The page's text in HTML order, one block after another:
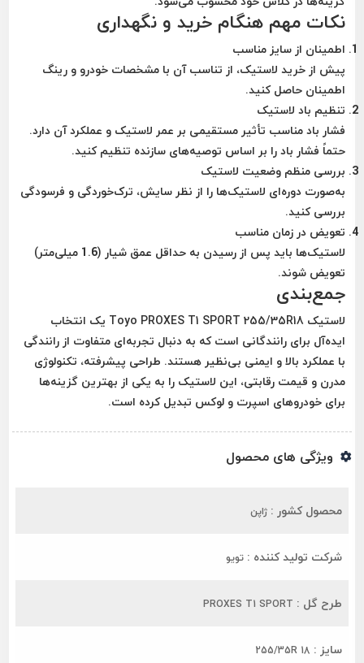
نکات مهم هنگام خرید و نگهداری
اطمینان از سایز مناسب
پیش از خرید لاستیک، از تناسب آن با مشخصات خودرو و رینگ
اطمینان حاصل کنید.
تنظیم باد لاستیک
فشار باد مناسب تأثیر مستقیمی بر عمر لاستیک و عملکرد آن دارد.
حتماً فشار باد را بر اساس توصیه‌های سازنده تنظیم کنید.
بررسی منظم وضعیت لاستیک
به‌صورت دوره‌ای لاستیک‌ها را از نظر سایش، ترک‌خوردگی و فرسودگی
بررسی کنید.
تعویض در زمان مناسب
لاستیک‌ها باید پس از رسیدن به حداقل عمق شیار (1.6 میلی‌متر)
تعویض شوند.
جمع‌بندی
لاستیک Toyo PROXES T1 SPORT 255/35R18 یک انتخاب
ایده‌آل برای رانندگانی است که به دنبال تجربه‌ای متفاوت از رانندگی
با عملکرد بالا و ایمنی بی‌نظیر هستند. طراحی پیشرفته، تکنولوژی
مدرن و قیمت رقابتی، این لاستیک را به یکی از بهترین گزینه‌ها
برای خودروهای اسپرت و لوکس تبدیل کرده است.
ویژگی های محصول
محصول کشور : ژاپن
شرکت تولید کننده : تویو
طرح گل : PROXES T1 SPORT
سایز : 255/35R 18